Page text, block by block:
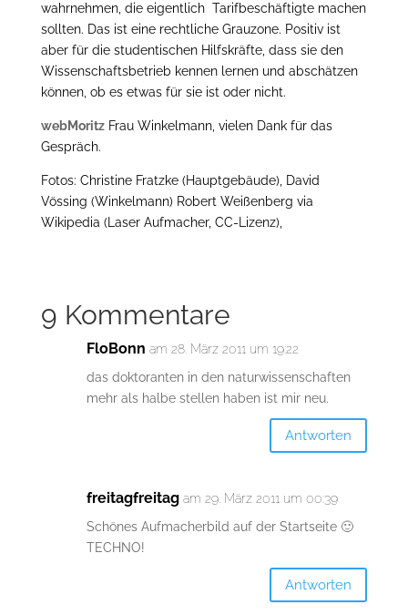
wahrnehmen, die eigentlich Tarifbeschäftigte machen
sollten. Das ist eine rechtliche Grauzone. Positiv ist
aber für die studentischen Hilfskräfte, dass sie den
Wissenschaftsbetrieb kennen lernen und abschätzen
können, ob es etwas für sie ist oder nicht.
webMoritzFrau Winkelmann, vielen Dank für das
Gespräch.
Fotos: Christine Fratzke (Hauptgebäude), David
Vössing (Winkelmann) Robert Weißenberg via
Wikipedia (Laser Aufmacher, CC-Lizenz),
9 Kommentare
FloBonn am 28. März 2011 um 19:22
das doktoranten in den naturwissenschaften
mehr als halbe stellen haben ist mir neu.
Antworten
freitagfreitag am 29. März 2011 um 00:39
Schönes Aufmacherbild auf der Startseite 🙂
TECHNO!
Antworten